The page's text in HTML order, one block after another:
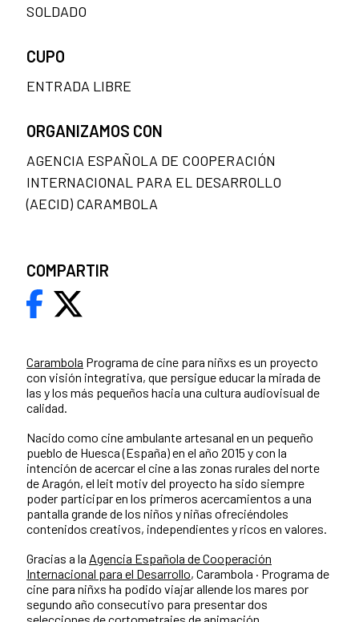
Carambola Programa de cine para niñxs es un proyecto
con visión integrativa, que persigue educar la mirada de
las y los más pequeños hacia una cultura audiovisual de
calidad.
Nacido como cine ambulante artesanal en un pequeño
pueblo de Huesca (España) en el año 2015 y con la
intención de acercar el cine a las zonas rurales del norte
de Aragón, el leit motiv del proyecto ha sido siempre
poder participar en los primeros acercamientos a una
pantalla grande de los niños y niñas ofreciéndoles
contenidos creativos, independientes y ricos en valores.
Gracias a la Agencia Española de Cooperación
Internacional para el Desarrollo, Carambola · Programa de
cine para niñxs ha podido viajar allende los mares por
segundo año consecutivo para presentar dos
SOLDADO
CUPO
ENTRADA LIBRE
ORGANIZAMOS CON
AGENCIA ESPAÑOLA DE COOPERACIÓN
INTERNACIONAL PARA EL DESARROLLO
(AECID) CARAMBOLA
COMPARTIR